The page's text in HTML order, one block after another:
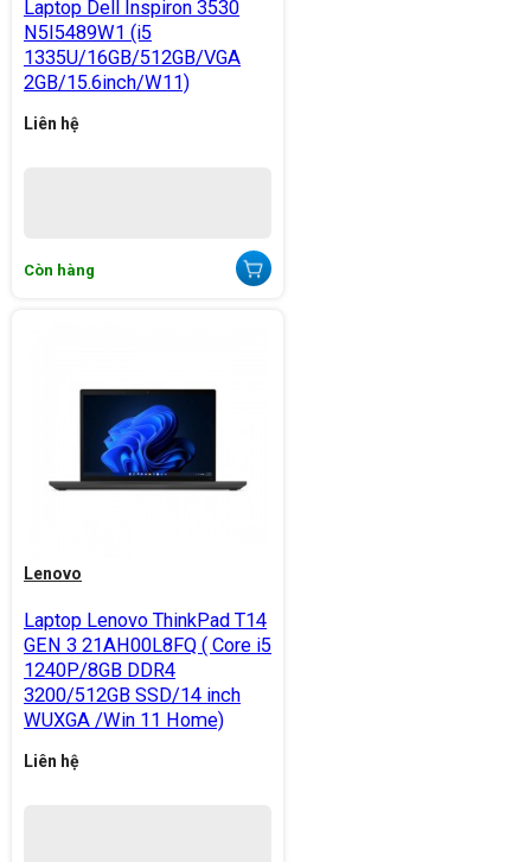
Laptop Dell Inspiron 3530
N5I5489W1 (i5
1335U/16GB/512GB/VGA
2GB/15.6inch/W11)
Liên hệ
Còn hàng
Lenovo
Laptop Lenovo ThinkPad T14
GEN 3 21AH00L8FQ ( Core i5
1240P/8GB DDR4
3200/512GB SSD/14 inch
WUXGA /Win 11 Home)
Liên hệ